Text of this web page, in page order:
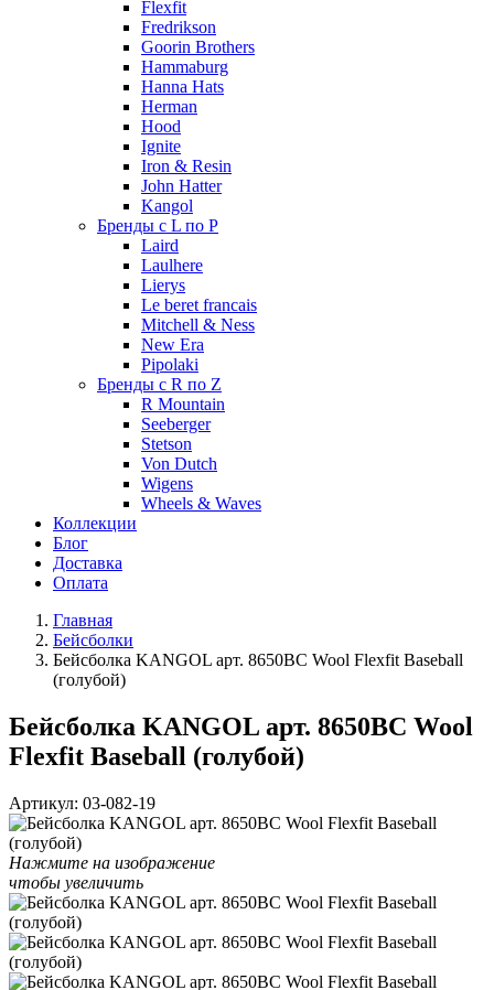
Flexfit
Fredrikson
Goorin Brothers
Hammaburg
Hanna Hats
Herman
Hood
Ignite
Iron & Resin
John Hatter
Kangol
Бренды с L по P
Laird
Laulhere
Lierys
Le beret francais
Mitchell & Ness
New Era
Pipolaki
Бренды с R по Z
R Mountain
Seeberger
Stetson
Von Dutch
Wigens
Wheels & Waves
Коллекции
Блог
Доставка
Оплата
Главная
Бейсболки
Бейсболка KANGOL арт. 8650BC Wool Flexfit Baseball
(голубой)
Бейсболка KANGOL арт. 8650BC Wool
Flexfit Baseball (голубой)
Артикул: 03-082-19
Нажмите на изображение
чтобы увеличить